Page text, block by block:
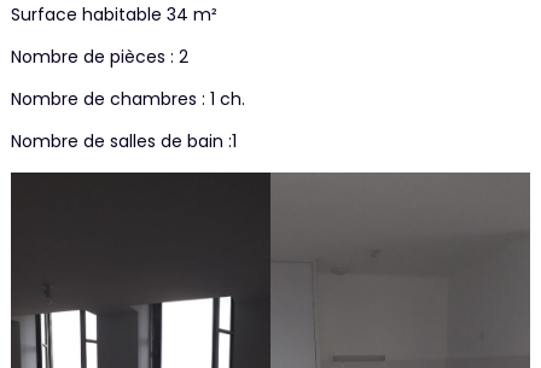
Surface habitable 34 m²
Nombre de pièces : 2
Nombre de chambres : 1 ch.
Nombre de salles de bain :1